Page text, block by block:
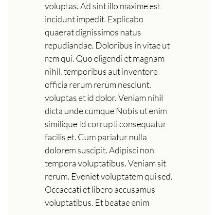
voluptas. Ad sint illo maxime est
incidunt impedit. Explicabo
quaerat dignissimos natus
repudiandae. Doloribus in vitae ut
rem qui. Quo eligendi et magnam
nihil. temporibus aut inventore
officia rerum rerum nesciunt.
voluptas et id dolor. Veniam nihil
dicta unde cumque Nobis ut enim
similique Id corrupti consequatur
facilis et. Cum pariatur nulla
dolorem suscipit. Adipisci non
tempora voluptatibus. Veniam sit
rerum. Eveniet voluptatem qui sed.
Occaecati et libero accusamus
voluptatibus. Et beatae enim